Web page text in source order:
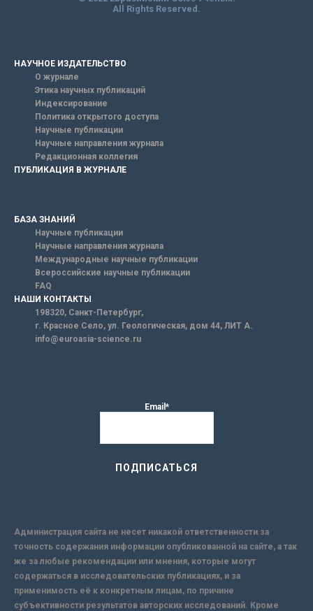
All Rights Reserved.
НАУЧНОЕ ИЗДАТЕЛЬСТВО
О журнале
Этика научных публикаций
Индексирование
Политика открытого доступа
Научные публикации
Научные направления журнала
Редакционная коллегия
ПУБЛИКАЦИЯ В ЖУРНАЛЕ
БАЗА ЗНАНИЙ
Научные публикации
Научные направления журнала
Международные научные публикации
Всероссийские научные публикации
FAQ
НАШИ КОНТАКТЫ
198320, Санкт-Петербург,
г. Красное Село, ул. Геологическая, дом 44, ЛИТ А.
info@euroasia-science.ru
Email*
Администрация сайта не несет никакой ответственности за
точность содержания информации опубликованной на сайте, а так
же за любые рекомендации или мнения, которые могут
содержаться в исследовательских публикациях, и за
применимость её к конкретным лицам, по причине
субъективности результатов авторских исследований. Кроме